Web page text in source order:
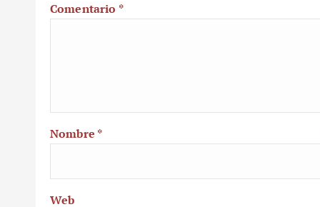
Comentario *
Nombre *
Web